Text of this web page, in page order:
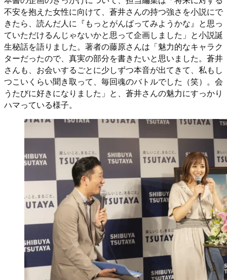
不安を抱えた女性に向けて、蒼井さんの持つ強さを小説にで
きたら、読んだ人に『もっとがんばってみようかな』と思っ
ていただけるんじゃないかと思って企画しました」と小説誕
生秘話を語りました。著者の藤原さんは「魅力的なキャラク
ターだったので、真実の部分を書きたいと思いました。蒼井
さんも、お会いするごとに少しずつ本音が出てきて、私もし
つこいくらい聞き取って、毎回魂のバトルでした（笑）。会
うたびに好きになりました」と、蒼井さんの魅力にすっかり
ハマっている様子。